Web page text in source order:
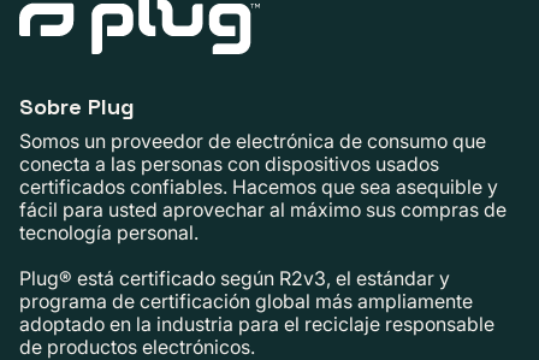
Sobre Plug
Somos un proveedor de electrónica de consumo que
conecta a las personas con dispositivos usados ​​
certificados confiables. Hacemos que sea asequible y
fácil para usted aprovechar al máximo sus compras de
tecnología personal.
Plug® está certificado según R2v3, el estándar y
programa de certificación global más ampliamente
adoptado en la industria para el reciclaje responsable
de productos electrónicos.